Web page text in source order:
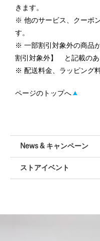
きます。
他のサービス、クーポ
す。
一部割引対象外の商
割引対象外】 と記載のあ
配送料金、ラッピング
ページのトップへ
News & キャンペーン
ストアイベント